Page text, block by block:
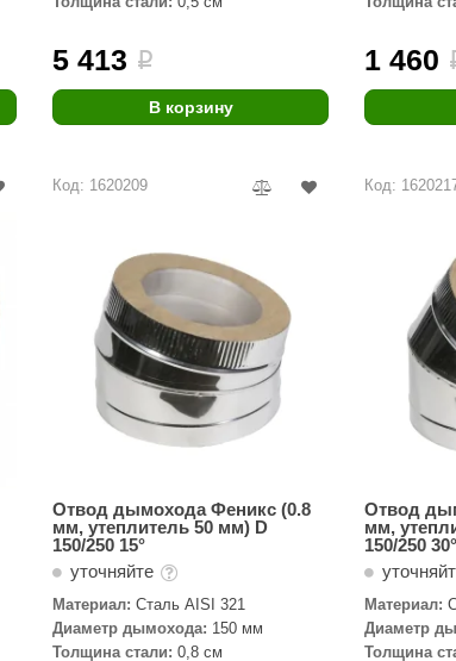
Варвара
EDMUNDAS
5 413 i
В корзину
1 460
Код: 1620209
Отвод дымохода Феникс (0.8
мм, утеплитель 50 мм) D
150/250 15°
уточняйте
Материал: Сталь AISI 321
Диаметр дымохода: 150 мм
Толщина стали: 0,8 см
Код:
Отвод
мм,
150/250
Материал:
Диаметр
Толщина